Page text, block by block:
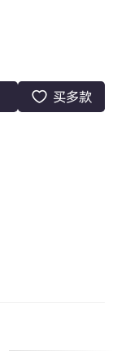
 买多款